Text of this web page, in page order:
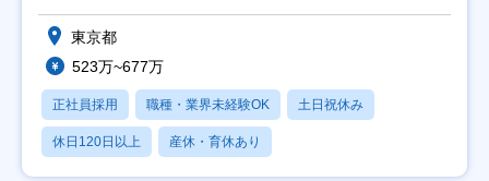
東京都
523万~677万
正社員採用 職種・業界未経験OK 土日祝休み
休日120日以上 産休・育休あり